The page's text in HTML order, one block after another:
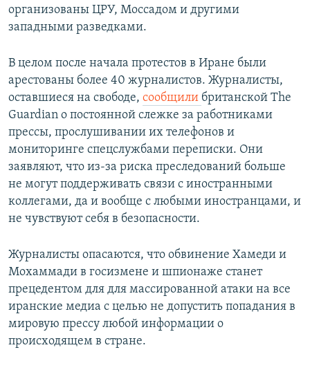
организованы ЦРУ, Моссадом и другими
западными разведками.
В целом после начала протестов в Иране были
арестованы более 40 журналистов. Журналисты,
оставшиеся на свободе, сообщили британской The
Guardian о постоянной слежке за работниками
прессы, прослушивании их телефонов и
мониторинге спецслужбами переписки. Они
заявляют, что из-за риска преследований больше
не могут поддерживать связи с иностранными
коллегами, да и вообще с любыми иностранцами, и
не чувствуют себя в безопасности.
Журналисты опасаются, что обвинение Хамеди и
Мохаммади в госизмене и шпионаже станет
прецедентом для для массированной атаки на все
иранские медиа с целью не допустить попадания в
мировую прессу любой информации о
происходящем в стране.